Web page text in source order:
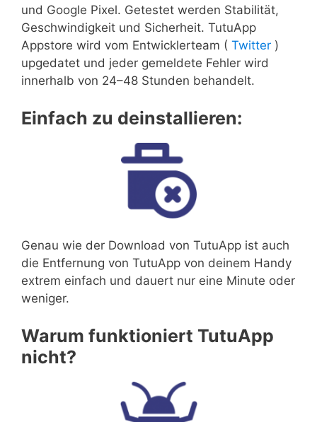
und Google Pixel. Getestet werden Stabilität,
Geschwindigkeit und Sicherheit. TutuApp
Appstore wird vom Entwicklerteam ( Twitter )
upgedatet und jeder gemeldete Fehler wird
innerhalb von 24–48 Stunden behandelt.
Einfach zu deinstallieren:
Genau wie der Download von TutuApp ist auch
die Entfernung von TutuApp von deinem Handy
extrem einfach und dauert nur eine Minute oder
weniger.
Warum funktioniert TutuApp
nicht?